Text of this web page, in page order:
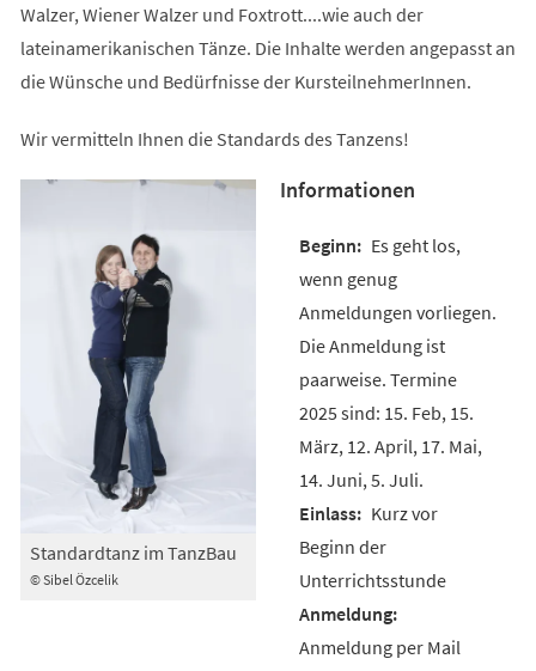
Walzer, Wiener Walzer und Foxtrott....wie auch der
lateinamerikanischen Tänze. Die Inhalte werden angepasst an
die Wünsche und Bedürfnisse der KursteilnehmerInnen.
Wir vermitteln Ihnen die Standards des Tanzens!
© Sibel Özcelik
Standardtanz im TanzBau
Informationen
Es geht los,
wenn genug
Anmeldungen vorliegen.
Die Anmeldung ist
paarweise. Termine
2025 sind: 15. Feb, 15.
März, 12. April, 17. Mai,
14. Juni, 5. Juli.
Kurz vor
Beginn der
Unterrichtsstunde
Anmeldung per Mail